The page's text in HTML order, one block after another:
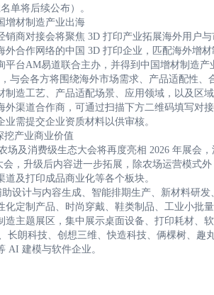
单将后续公布）。
增材制造产业出海
销商对接会将聚焦 3D 打印产业拓展海外用户
外合作网络的中国 3D 打印企业，匹配海外增
平台AM易道联合主办，并得到中国增材制造
与会各方将围绕海外市场需求、产品适配性、
制造工艺、产品适配场景、应用领域，以及区
外渠道合作商，可通过扫描下方二维码填写对
需提交企业资质材料以供审核。
挖产业商业价值
场及消费级生态大会将再度亮相 2026 年展会
，升级后内容进一步拓展，除农场运营模式
及打印成品商业化等各个板块。
设计与内容生成、智能排期生产、新材料研
化定制产品、时尚穿戴、鞋类制品、工业小批
造主题展区，集中展示桌面设备、打印耗材、
长朗科技、创想三维、快造科技、俩棵树、
AI 建模与软件企业。